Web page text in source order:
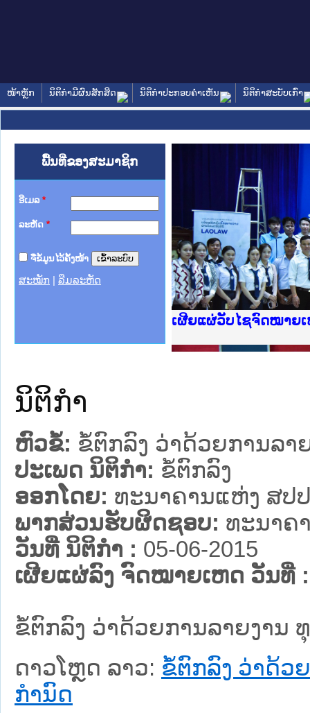
ໜ້າຫຼັກ ນິຕິກໍາມີຜົນສັກສິດ ນິຕິກໍາປະກອບຄໍາເຫັນ ນິຕິກໍາສະບັບເກົ່າ
ພື້ນທີ່ຂອງສະມາຊິກ
ອີເມລ *
ລະຫັດ *
ຈື່ຂໍ້ມູນໄວ້ຄັ້ງໜ້າ
ສະໝັກ ລືມລະຫັດ
ເຜີຍແຜ່ວັບໄຊຈົດໝາຍ
ຊາຊົນ ພາກເໜືອ
ການ
ກາງ
ກໃຕ້
ນຕຳຫຼວດປະຊາຊົນ
ສັນຕິບານປະຊາຊົນ
ກເໜືອ
ຊາຊົນ ພາກກາງ
ນິຕິກໍາ
ຫົວຂໍ້: ຂໍ້ຕົກລົງ ວ່າດ້ວຍການລາ
ປະເພດ ນິຕິກໍາ: ຂໍ້ຕົກລົງ
ອອກໂດຍ: ທະນາຄານແຫ່ງ ສປ
ພາກສ່ວນຮັບຜິດຊອບ: ທະນາຄ
ວັນທີ່ ນິຕິກໍາ : 05-06-2015
ເຜີຍແຜ່ລົງ ຈົດໝາຍເຫດ ວັນທີ່ :
ຂໍ້ຕົກລົງ ວ່າດ້ວຍການລາຍງານ
ດາວໂຫຼດ ລາວ: ຂໍ້ຕົກລົງ ວ່າດ້ວ
ກຳນົດ